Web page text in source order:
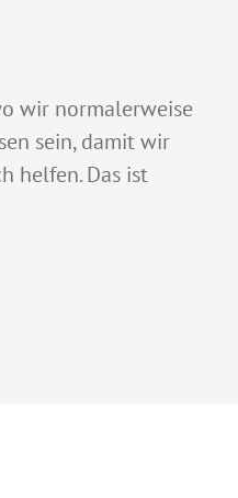
wir normalerweise
sein, damit wir
helfen. Das ist